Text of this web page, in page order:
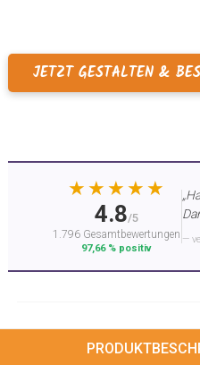
JETZT GESTALTEN &
★★★★★
4.8/5
1.796 Gesamtbewertungen
97,66 % positiv
—